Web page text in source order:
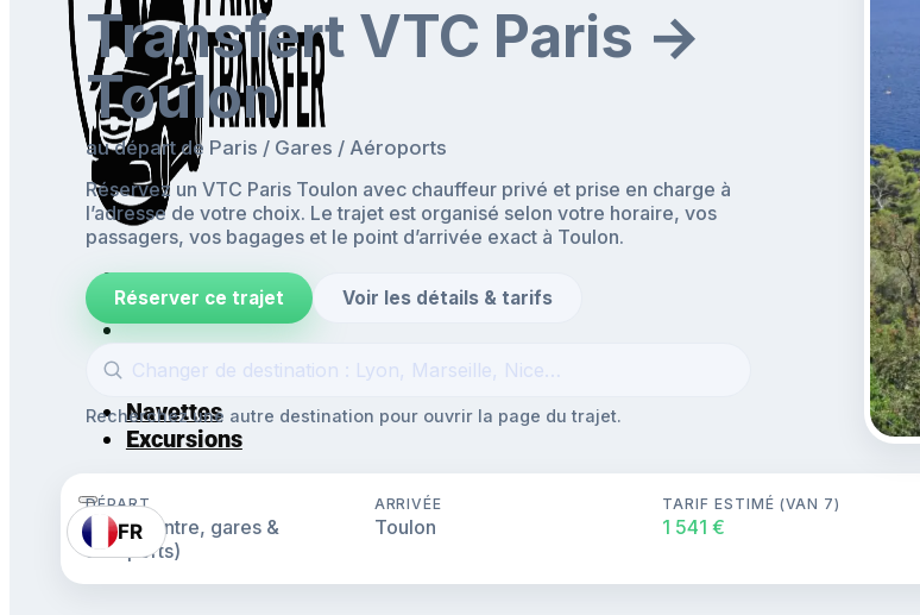
Accueil
Aéroports & Gares
Mise à disposition
Navettes
Excursions
FR
Transfert VTC Paris →
Toulon
au départ de Paris / Gares / Aéroports
Réservez un VTC Paris Toulon avec chauffeur privé et prise en charge à
l’adresse de votre choix. Le trajet est organisé selon votre horaire, vos
passagers, vos bagages et le point d’arrivée exact à Toulon.
Réserver ce trajet Voir les détails & tarifs
Recherchez une autre destination pour ouvrir la page du trajet.
DÉPART
Paris (centre, gares &
aéroports)
ARRIVÉE
Toulon
TARIF ESTIMÉ (VAN 7)
1 541 €